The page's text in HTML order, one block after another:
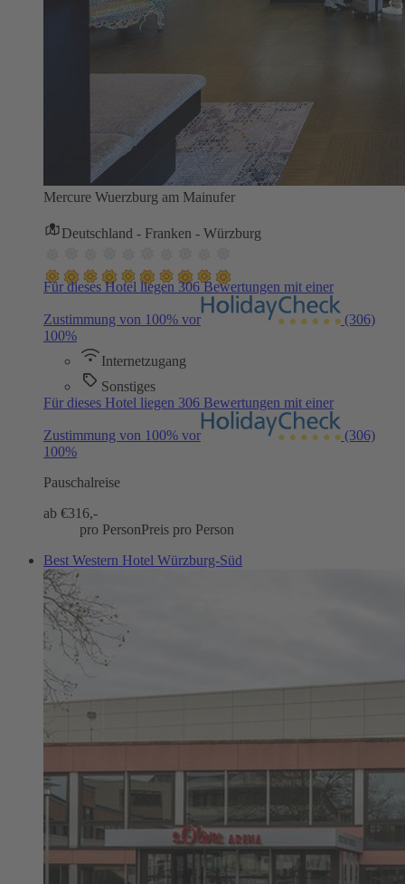
Mercure Wuerzburg am Mainufer
Deutschland - Franken - Würzburg
Für dieses Hotel liegen 306 Bewertungen mit einer
Zustimmung von 100% vor
(306)
100%
Internetzugang
Sonstiges
Für dieses Hotel liegen 306 Bewertungen mit einer
Zustimmung von 100% vor
(306)
100%
Pauschalreise
ab €316,-
pro PersonPreis pro Person
Best Western Hotel Würzburg-Süd